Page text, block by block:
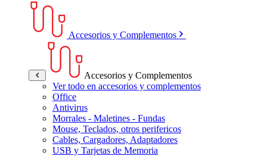
Accesorios y Complementos
Accesorios y Complementos
Ver todo en accesorios y complementos
Office
Antivirus
Morrales - Maletines - Fundas
Mouse, Teclados, otros perifericos
Cables, Cargadores, Adaptadores
USB y Tarjetas de Memoria